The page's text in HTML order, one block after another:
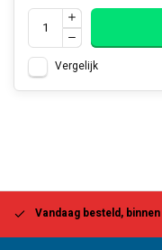
Vergelijk
Vandaag besteld,